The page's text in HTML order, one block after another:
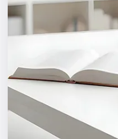
Города
Артисты
Рейтинги